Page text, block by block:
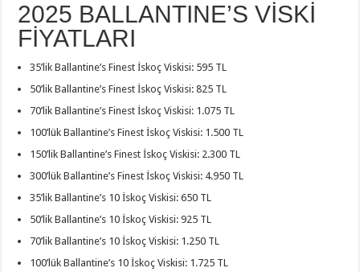
2025 BALLANTINE’S VİSKİ
FİYATLARI
35’lik Ballantine’s Finest İskoç Viskisi: 595 TL
50’lik Ballantine’s Finest İskoç Viskisi: 825 TL
70’lik Ballantine’s Finest İskoç Viskisi: 1.075 TL
100’lük Ballantine’s Finest İskoç Viskisi: 1.500 TL
150’lik Ballantine’s Finest İskoç Viskisi: 2.300 TL
300’lük Ballantine’s Finest İskoç Viskisi: 4.950 TL
35’lik Ballantine’s 10 İskoç Viskisi: 650 TL
50’lik Ballantine’s 10 İskoç Viskisi: 925 TL
70’lik Ballantine’s 10 İskoç Viskisi: 1.250 TL
100’lük Ballantine’s 10 İskoç Viskisi: 1.725 TL